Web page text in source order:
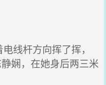
线杆方向挥了挥，
娴，在她身后两三米